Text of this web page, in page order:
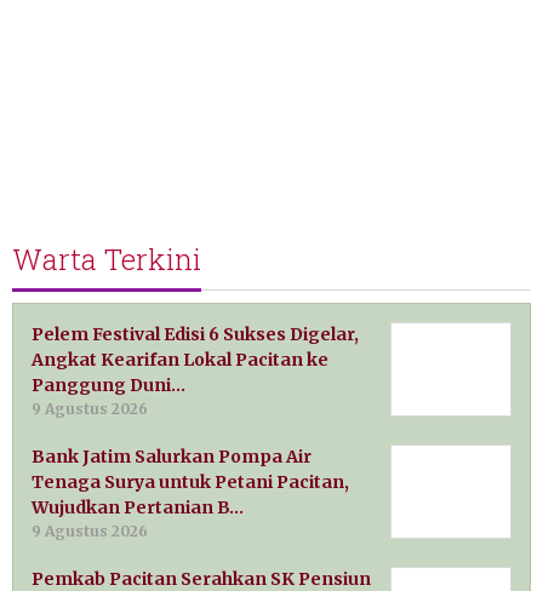
Warta Terkini
Pelem Festival Edisi 6 Sukses Digelar,
Angkat Kearifan Lokal Pacitan ke
Panggung Duni…
9 Agustus 2026
Bank Jatim Salurkan Pompa Air
Tenaga Surya untuk Petani Pacitan,
Wujudkan Pertanian B…
9 Agustus 2026
Pemkab Pacitan Serahkan SK Pensiun